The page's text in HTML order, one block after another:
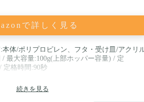
で詳しく見る
体/ポリプロピレン、フタ・受け皿/アクリ
最大容量:100g(上部ホッパー容量) / 定
定格時間:90秒
続きを見る